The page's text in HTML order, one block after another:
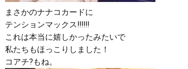
まさかのナナコカードに
テンションマックス‼︎‼︎‼︎
これは本当に嬉しかったみたいで
私たちもほっこりしました！
コアチ?もね。